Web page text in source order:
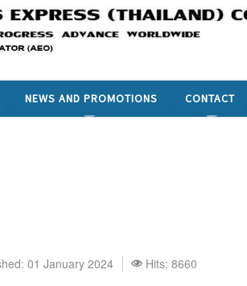
NEWS AND PROMOTIONS CONTACT
01 January 2024 Hits: 8660